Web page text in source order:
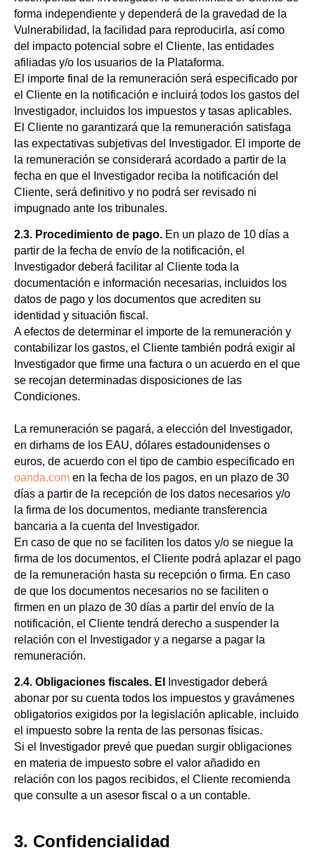
forma independiente y dependerá de la gravedad de la
Vulnerabilidad, la facilidad para reproducirla, así como
del impacto potencial sobre el Cliente, las entidades
afiliadas y/o los usuarios de la Plataforma.
El importe final de la remuneración será especificado por
el Cliente en la notificación e incluirá todos los gastos del
Investigador, incluidos los impuestos y tasas aplicables.
El Cliente no garantizará que la remuneración satisfaga
las expectativas subjetivas del Investigador. El importe de
la remuneración se considerará acordado a partir de la
fecha en que el Investigador reciba la notificación del
Cliente, será definitivo y no podrá ser revisado ni
impugnado ante los tribunales.
2.3. Procedimiento de pago. En un plazo de 10 días a
partir de la fecha de envío de la notificación, el
Investigador deberá facilitar al Cliente toda la
documentación e información necesarias, incluidos los
datos de pago y los documentos que acrediten su
identidad y situación fiscal.
A efectos de determinar el importe de la remuneración y
contabilizar los gastos, el Cliente también podrá exigir al
Investigador que firme una factura o un acuerdo en el que
se recojan determinadas disposiciones de las
Condiciones.
La remuneración se pagará, a elección del Investigador,
en dirhams de los EAU, dólares estadounidenses o
euros, de acuerdo con el tipo de cambio especificado en
oanda.com en la fecha de los pagos, en un plazo de 30
días a partir de la recepción de los datos necesarios y/o
la firma de los documentos, mediante transferencia
bancaria a la cuenta del Investigador.
En caso de que no se faciliten los datos y/o se niegue la
firma de los documentos, el Cliente podrá aplazar el pago
de la remuneración hasta su recepción o firma. En caso
de que los documentos necesarios no se faciliten o
firmen en un plazo de 30 días a partir del envío de la
notificación, el Cliente tendrá derecho a suspender la
relación con el Investigador y a negarse a pagar la
remuneración.
2.4. Obligaciones fiscales. El
Investigador deberá
abonar por su cuenta todos los impuestos y gravámenes
obligatorios exigidos por la legislación aplicable, incluido
el impuesto sobre la renta de las personas físicas.
Si el Investigador prevé que puedan surgir obligaciones
en materia de impuesto sobre el valor añadido en
relación con los pagos recibidos, el Cliente recomienda
que consulte a un asesor fiscal o a un contable.
3. Confidencialidad